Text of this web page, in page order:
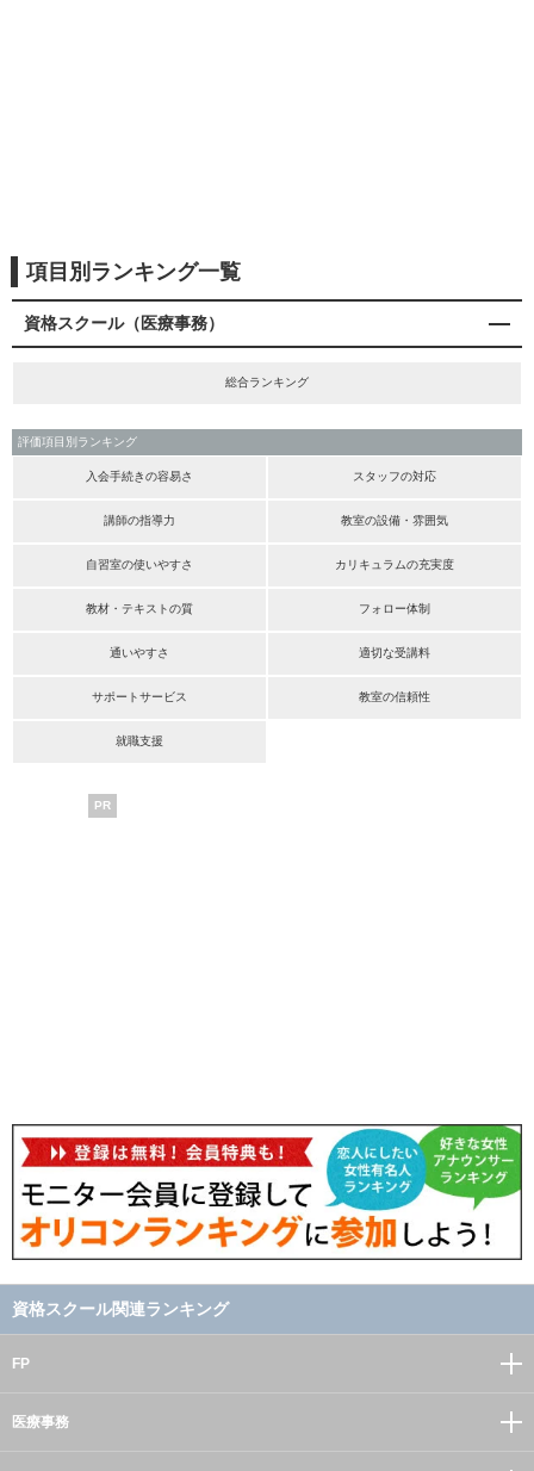
項目別ランキング一覧
資格スクール（医療事務）
総合ランキング
評価項目別ランキング
入会手続きの容易さ スタッフの対応
講師の指導力 教室の設備・雰囲気
自習室の使いやすさ カリキュラムの充実度
教材・テキストの質 フォロー体制
通いやすさ 適切な受講料
サポートサービス 教室の信頼性
就職支援
PR
資格スクール関連ランキング
FP
医療事務